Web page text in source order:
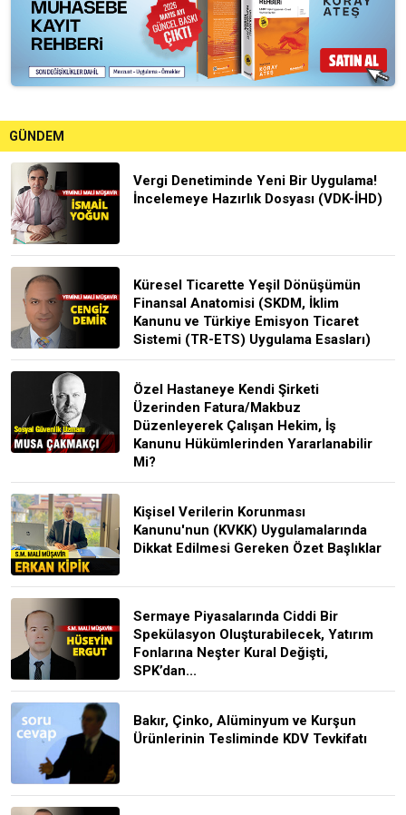
GÜNDEM
Vergi Denetiminde Yeni Bir Uygulama!
İncelemeye Hazırlık Dosyası (VDK-İHD)
Küresel Ticarette Yeşil Dönüşümün
Finansal Anatomisi (SKDM, İklim
Kanunu ve Türkiye Emisyon Ticaret
Sistemi (TR-ETS) Uygulama Esasları)
Özel Hastaneye Kendi Şirketi
Üzerinden Fatura/Makbuz
Düzenleyerek Çalışan Hekim, İş
Kanunu Hükümlerinden Yararlanabilir
Mi?
Kişisel Verilerin Korunması
Kanunu'nun (KVKK) Uygulamalarında
Dikkat Edilmesi Gereken Özet Başlıklar
Sermaye Piyasalarında Ciddi Bir
Spekülasyon Oluşturabilecek, Yatırım
Fonlarına Neşter Kural Değişti,
SPK’dan...
Bakır, Çinko, Alüminyum ve Kurşun
Ürünlerinin Tesliminde KDV Tevkifatı